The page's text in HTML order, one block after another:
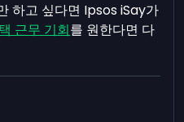
하고 싶다면 Ipsos iSay가
근무 기회를 원한다면 다